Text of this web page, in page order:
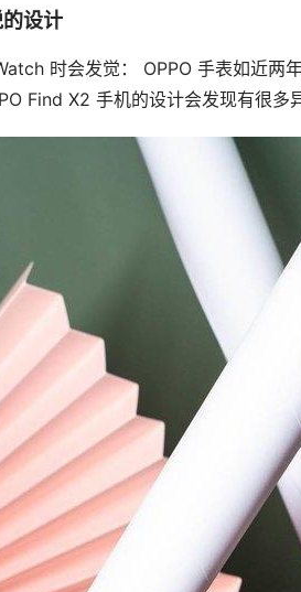
设计
时会发觉： OPPO 手表如近两
Find X2 手机的设计会发现有很多